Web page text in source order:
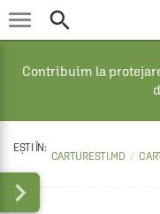
 
Contribuim la
CARTURESTI.MD
